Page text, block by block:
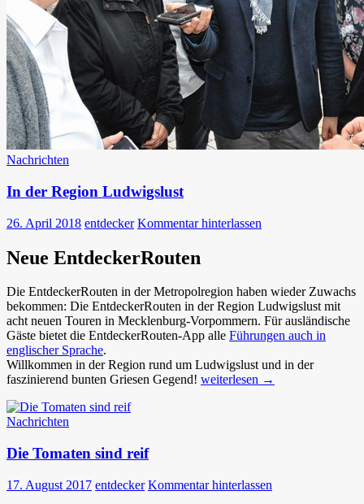
Nachrichten
In der Region Ludwigslust
26. April 2018 entdecker Kommentar hinterlassen
Neue EntdeckerRouten
Die EntdeckerRouten in der Metropolregion haben wieder Zuwachs
bekommen: Die EntdeckerRouten in der Region Ludwigslust mit
acht neuen Touren in Mecklenburg-Vorpommern. Für ausländische
Gäste bietet die EntdeckerRouten-App alle Führungen auch in
englischer Sprache.
Willkommen in der Region rund um Ludwigslust und in der
faszinierend bunten Griesen Gegend! In
weiterlesen →
Nachrichten
Die Tomaten sind reif
17. August 2017 entdecker Kommentar hinterlassen